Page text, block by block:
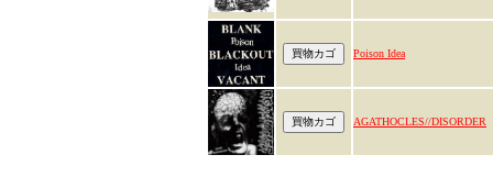
Poison Idea
AGATHOCLES//DISORDER